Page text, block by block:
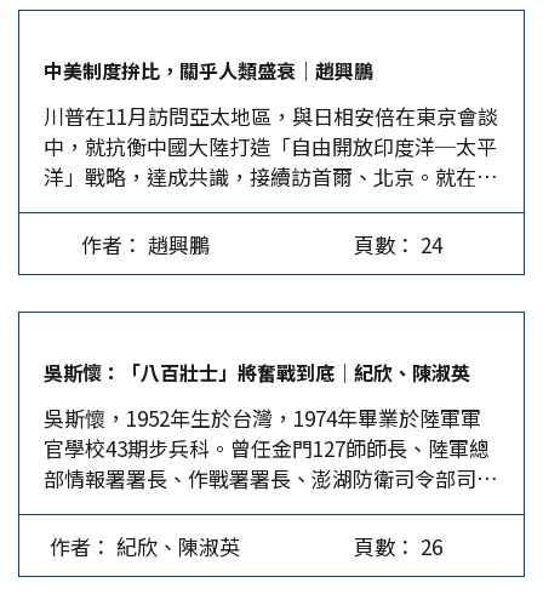
的情緒滋長，也使得共和黨在地方選舉處處失利，
尤其共和黨在川普的票倉紐約市，新澤西州州長及
市長紛紛挫敗，顯現選民對川普的不滿與失望。
外交上，川普的外交團隊始終無法增補到位，導致
決策變來變去，外交作為也是七折八扣。此外，川
普又一再與國際主要領袖爭鋒相對，顯示他錙銖必
較的個性。他唯我獨尊的心態，也展現在他獨斷地
退出TPP、TTIP、巴黎氣候變遷協定及聯合國教
起來的霸權根基逐次崩解，也讓很多國家對「美國
隊長」漸失信心。這樣的美國，即使提出「印太新
戰略」構想，又有多少國家會買單與信服？…
故宮三大殿：太和殿、中和殿和保和殿，拉開了他
訪華的序幕。從表面上來看，這是一場文化序曲，
但中方做出這樣的安排，實有深意。首先，三大殿
是皇帝行使權力或舉行盛典時的神聖處所，表示中
方給予川普最高的歡迎規格。其次，三大殿中文名
稱都有「和」字，蘊含著中國「和為貴」的傳統文
化。…
中美制度拚比，關乎人類盛衰｜趙興鵬
川普在11月訪問亞太地區，與日相安倍在東京會談
中，就抗衡中國大陸打造「自由開放印度洋─太平
洋」戰略，達成共識，接續訪首爾、北京。就在此
時，美國《時代》亞洲版11月7日出刊的封面，用
中英文寫上「中國贏了」(China Won)，內文中介
紹，中國的政治經濟體系比二戰結束以來主導國際
普不得不就中美關係重新定位，以釐清兩國未來50
年該如何走下去，否則稍一誤判，路子走岔，即如
李顯龍所說：「中美關係意味戰爭與和平」，第三
次世界大戰悄然而來？「自由開放印度洋─太平
洋」戰略，即可能是為悄然而來的後果，注入大戰
的因素。 陸、美的關係未來50年變化，要如何界
定走向，若從國際地緣政治、軍事、經濟三大方向
觀察，勢必得出下列變化。 國際關係上，地緣政
作者： 趙興鵬 頁數： 24
吳斯懷：「八百壯士」將奮戰到底｜紀欣、陳淑英
吳斯懷，1952年生於台灣，1974年畢業於陸軍軍
官學校43期步兵科。曾任金門127師師長、陸軍總
部情報署署長、作戰署署長、澎湖防衛司令部司
令，2003年升任陸軍中將，2004年任國防部參謀
本部作戰及計畫參謀次長、2005年任陸軍教育訓練
暨準則發展司令部指揮官、2007年任陸軍第六軍團
作者： 紀欣、陳淑英 頁數： 26